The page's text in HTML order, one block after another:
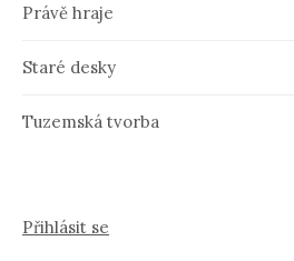
Právě hraje
Staré desky
Tuzemská tvorba
Přihlásit se